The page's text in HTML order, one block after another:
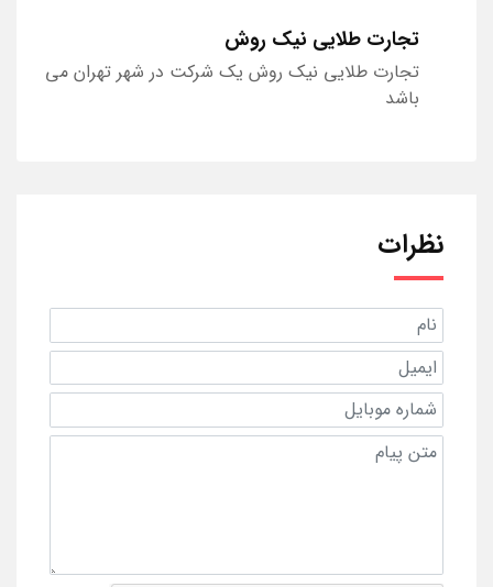
تجارت طلایی نیک روش
تجارت طلایی نیک روش یک شرکت در شهر تهران می
باشد
نظرات